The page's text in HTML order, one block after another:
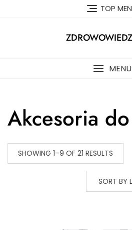
TOP
MENU
Akcesoria
SHOWING 1–9 OF 21 RESULTS